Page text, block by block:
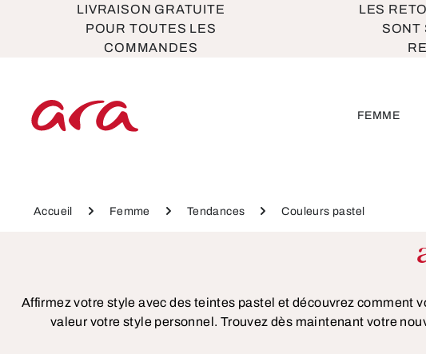
au contenu principal
Passer à la navigation principale
LIVRAISON GRATUITE
POUR TOUTES LES
COMMANDES
LES
SONT
FEMME
Accueil Femme Tendances Couleurs pastel
Affirmez votre style avec des teintes pastel et découvrez comment
valeur votre style personnel. Trouvez dès maintenant votre